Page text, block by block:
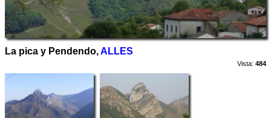
La pica y Pendendo,ALLES
Vista: 484